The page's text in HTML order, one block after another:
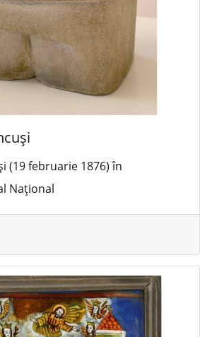
(19 februarie 1876) în
Național